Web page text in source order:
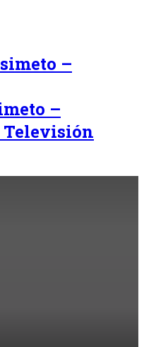
–
Televisión